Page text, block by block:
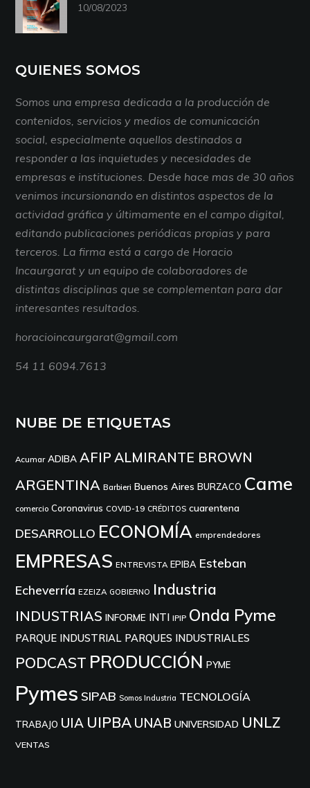
10/08/2023
QUIENES SOMOS
Somos una empresa dedicada a la producción de
contenidos, servicios y medios de comunicación
social, especialmente aquellos destinados a
responder a las inquietudes y necesidades de
empresas e instituciones. Desde hace mas de 30 años
venimos incursionando en distintos aspectos de la
actividad gráfica y últimamente en el campo digital,
editando publicaciones periódicas propias y para
terceros. La firma está a cargo de Horacio
Incaurgarat y un equipo de colaboradores de
distintas disciplinas que se complementan para dar
interesantes resultados.
horacioincaurgarat@gmail.com
54 11 6094.7613
NUBE DE ETIQUETAS
Acumar ADIBA AFIP ALMIRANTE BROWN
ARGENTINA Barbieri Buenos Aires BURZACO Came
comercio Coronavirus COVID-19 CRÉDITOS cuarentena
DESARROLLO ECONOMÍA emprendedores
EMPRESAS ENTREVISTA EPIBA Esteban
Echeverría EZEIZA GOBIERNO Industria
INDUSTRIAS INFORME INTI IPIP Onda Pyme
PARQUE INDUSTRIAL PARQUES INDUSTRIALES
PODCAST PRODUCCIÓN PYME
Pymes SIPAB Somos Industria TECNOLOGÍA
TRABAJO UIA UIPBA UNAB UNIVERSIDAD UNLZ
VENTAS